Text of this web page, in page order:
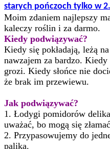
starych pończoch tylko w
Moim zdaniem najlepszy
kaleczy roślin i za darmo.
Kiedy podwiązywać?
Kiedy się pokładają, leżą
nawzajem za bardzo.
grozi. Kiedy słońce nie
że brak im przewiewu.
Jak podwiązywać?
1. Łodygi pomidorów
uważać, bo mogą się
2. Przypasowujemy do
palika.